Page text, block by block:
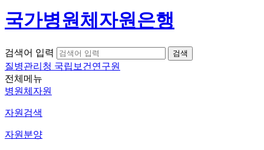
국가병원체자원은행
검색어 입력
질병관리청 국립보건연구원
전체메뉴
병원체자원
자원검색
자원분양